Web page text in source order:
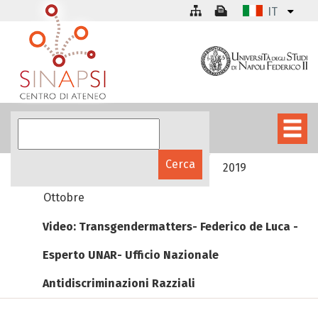
IT
La galleria multimediale 2019
Ottobre
Video: Transgendermatters- Federico de Luca -
Esperto UNAR- Ufficio Nazionale
Antidiscriminazioni Razziali